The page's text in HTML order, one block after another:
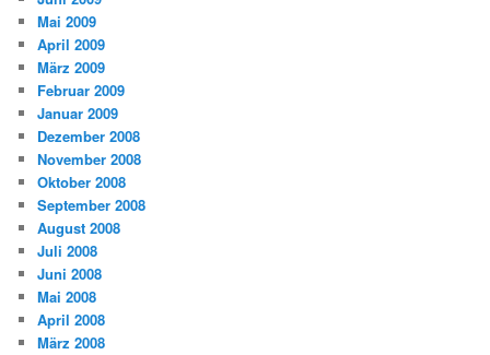
Mai 2009
April 2009
März 2009
Februar 2009
Januar 2009
Dezember 2008
November 2008
Oktober 2008
September 2008
August 2008
Juli 2008
Juni 2008
Mai 2008
April 2008
März 2008